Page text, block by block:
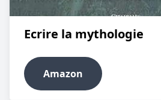
Ecrire la mythologie
Amazon